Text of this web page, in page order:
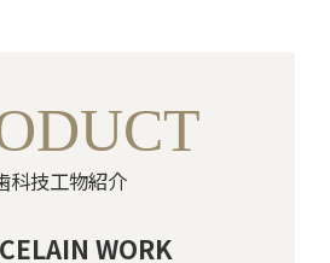
科技工物紹介
WORK